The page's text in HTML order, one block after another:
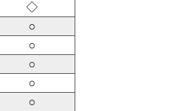
◇
○
○
○
○
○